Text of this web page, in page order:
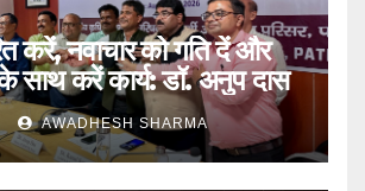
करें, नवाचार को गति दें और
साथ करें कार्य: डॉ. अनुप दास
AWADHESH SHARMA